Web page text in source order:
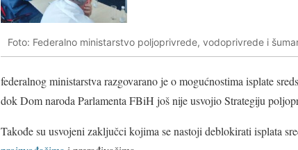
Foto: Federalno ministarstvo poljoprivrede, vodoprivrede i
federalnog ministarstva razgovarano je o mogućnostima isplate
dok Dom naroda Parlamenta FBiH još nije usvojio Strategiju
Takođe su usvojeni zaključci kojima se nastoji deblokirati isplata